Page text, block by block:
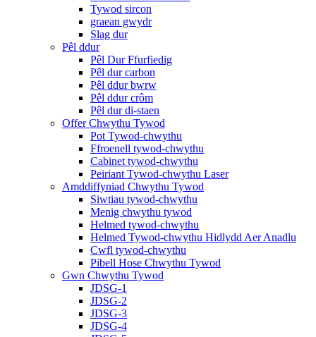
Tywod sircon
graean gwydr
Slag dur
Pêl ddur
Pêl Dur Ffurfiedig
Pêl dur carbon
Pêl ddur bwrw
Pêl ddur crôm
Pêl dur di-staen
Offer Chwythu Tywod
Pot Tywod-chwythu
Ffroenell tywod-chwythu
Cabinet tywod-chwythu
Peiriant Tywod-chwythu Laser
Amddiffyniad Chwythu Tywod
Siwtiau tywod-chwythu
Menig chwythu tywod
Helmed tywod-chwythu
Helmed Tywod-chwythu Hidlydd Aer Anadlu
Cwfl tywod-chwythu
Pibell Hose Chwythu Tywod
Gwn Chwythu Tywod
JDSG-1
JDSG-2
JDSG-3
JDSG-4